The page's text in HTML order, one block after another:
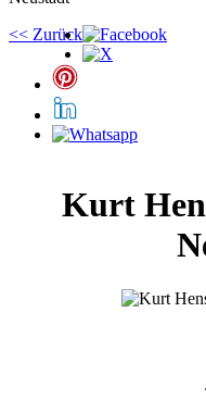
<< Zurück
Kurt